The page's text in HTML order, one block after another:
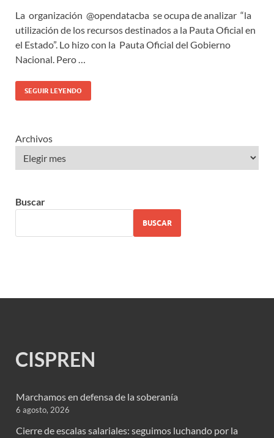
La organización @opendatacba se ocupa de analizar “la
utilización de los recursos destinados a la Pauta Oficial en
el Estado”. Lo hizo con la Pauta Oficial del Gobierno
Nacional. Pero …
SEGUIR LEYENDO
Archivos
Buscar
BUSCAR
CISPREN
Marchamos en defensa de la soberanía
6 agosto, 2026
Cierre de escalas salariales: seguimos luchando por la